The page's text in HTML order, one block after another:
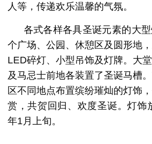
人等，传递欢乐温馨的气氛。
各式各样各具圣诞元素的大
个广场、公园、休憩区及圆形地
LED碎灯、小型吊饰及灯牌。大
及马忌士前地各装置了圣诞马槽
区不同地点布置缤纷璀灿的灯饰
赏，共贺回归、欢度圣诞。灯饰
年1月上旬。